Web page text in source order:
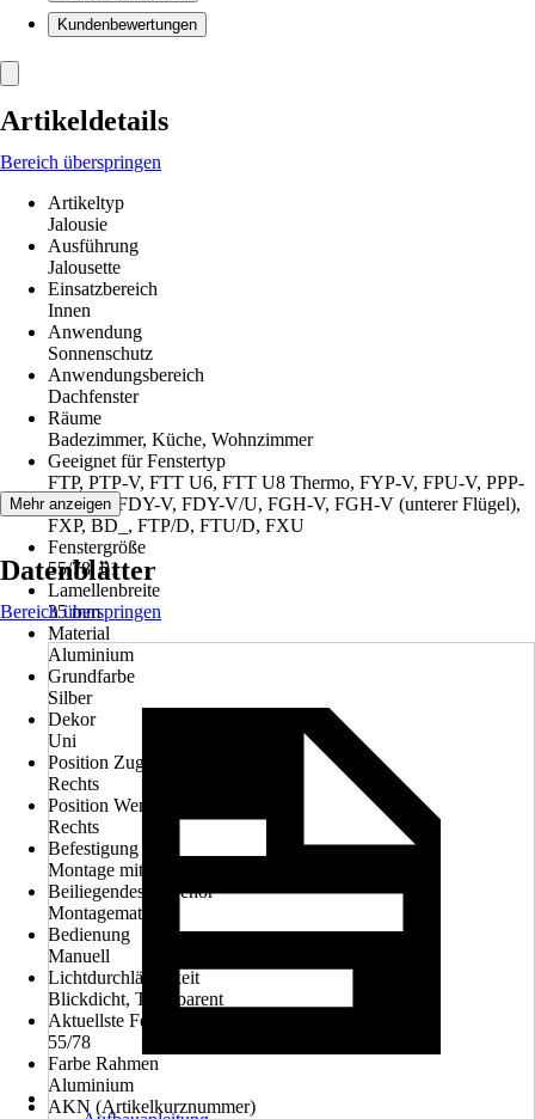
Kundenbewertungen
Artikeldetails
Bereich überspringen
Artikeltyp
Jalousie
Ausführung
Jalousette
Einsatzbereich
Innen
Anwendung
Sonnenschutz
Anwendungsbereich
Dachfenster
Räume
Badezimmer, Küche, Wohnzimmer
Geeignet für Fenstertyp
FTP, PTP-V, FTT U6, FTT U8 Thermo, FYP-V, FPU-V, PPP-
V, FW_, FDY-V, FDY-V/U, FGH-V, FGH-V (unterer Flügel),
FXP, BD_, FTP/D, FTU/D, FXU
Fenstergröße
55/78, 01
Lamellenbreite
35 mm
Material
Aluminium
Grundfarbe
Silber
Dekor
Uni
Position Zugvorrichtung
Rechts
Position Wendestab
Rechts
Befestigung
Montage mit Seitenführung
Beiliegendes Zubehör
Montagematerial
Bedienung
Manuell
Lichtdurchlässigkeit
Blickdicht, Transparent
Aktuellste Fenstergröße
55/78
Farbe Rahmen
Aluminium
AKN (Artikelkurznummer)
Mehr anzeigen
Datenblätter
Bereich überspringen